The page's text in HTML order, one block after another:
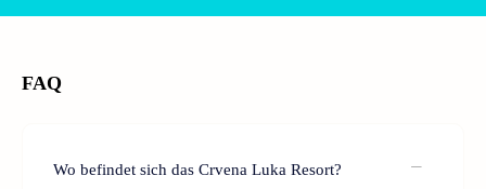
FAQ
Wo befindet sich das Crvena Luka Resort?